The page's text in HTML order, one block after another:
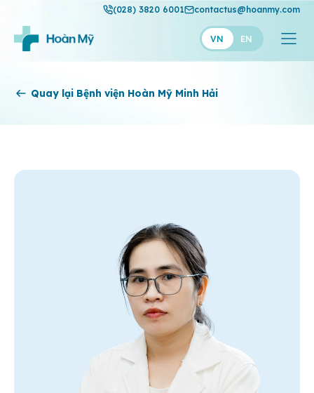
(028) 3820 6001 contactus@hoanmy.com
VN EN
Hoàn Mỹ
Thuận Mỹ
Quay lại Bệnh viện Hoàn Mỹ Minh Hải